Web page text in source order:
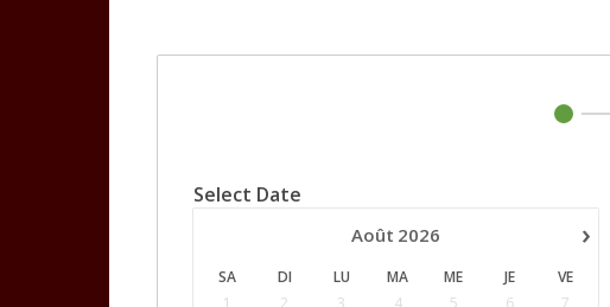
Select Date
›
Août 2026
SA DI LU MA ME JE
VE
1
2 3 4 5 6 7